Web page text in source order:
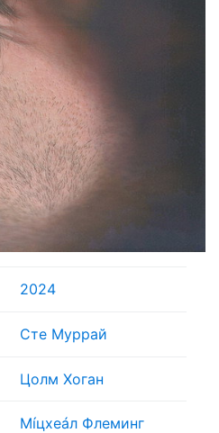
2024
Сте Муррай
Цолм Хоган
Мíцхеáл Флеминг